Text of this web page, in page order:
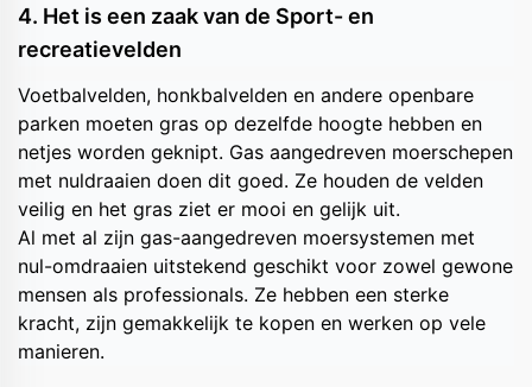
4. Het is een zaak van de Sport- en
recreatievelden
Voetbalvelden, honkbalvelden en andere openbare
parken moeten gras op dezelfde hoogte hebben en
netjes worden geknipt. Gas aangedreven moerschepen
met nuldraaien doen dit goed. Ze houden de velden
veilig en het gras ziet er mooi en gelijk uit.
Al met al zijn gas-aangedreven moersystemen met
nul-omdraaien uitstekend geschikt voor zowel gewone
mensen als professionals. Ze hebben een sterke
kracht, zijn gemakkelijk te kopen en werken op vele
manieren.